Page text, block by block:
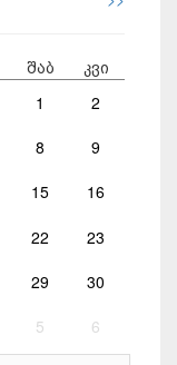
შაბ კვი
1 2
8 9
15 16
22 23
29 30
5 6